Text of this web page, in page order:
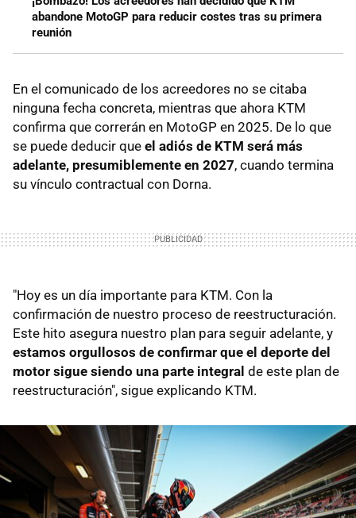
abandone MotoGP para reducir costes tras su primera
reunión
En el comunicado de los acreedores no se citaba
ninguna fecha concreta, mientras que ahora KTM
confirma que correrán en MotoGP en 2025. De lo que
se puede deducir que el adiós de KTM será más
adelante, presumiblemente en 2027, cuando termina
su vínculo contractual con Dorna.
"Hoy es un día importante para KTM. Con la
confirmación de nuestro proceso de reestructuración.
Este hito asegura nuestro plan para seguir adelante, y
estamos orgullosos de confirmar que el deporte del
motor sigue siendo una parte integral de este plan de
reestructuración", sigue explicando KTM.